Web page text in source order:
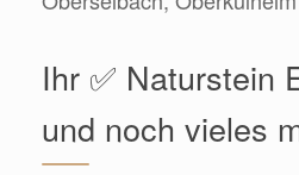
Ihr ✅ Naturstein
und noch vieles